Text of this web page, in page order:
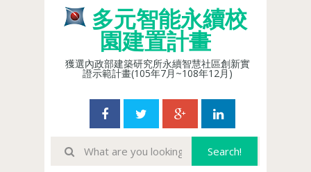
多元智能永續校
園建置計畫
獲選內政部建築研究所永續智慧社區創新實
證示範計畫(105年7月~108年12月)